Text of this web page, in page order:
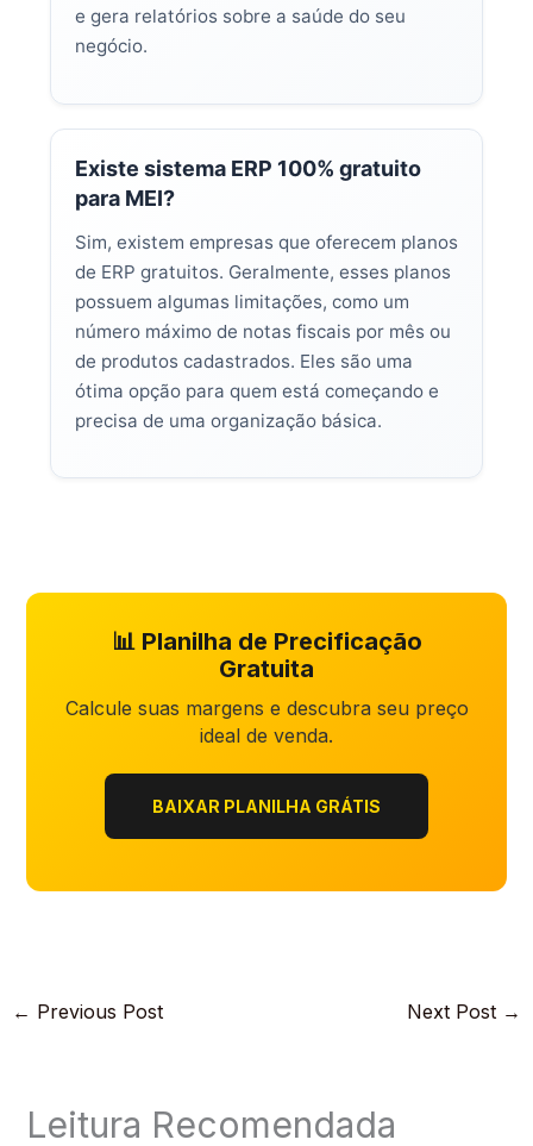
e gera relatórios sobre a saúde do seu
negócio.
Existe sistema ERP 100% gratuito
para MEI?
Sim, existem empresas que oferecem planos
de ERP gratuitos. Geralmente, esses planos
possuem algumas limitações, como um
número máximo de notas fiscais por mês ou
de produtos cadastrados. Eles são uma
ótima opção para quem está começando e
precisa de uma organização básica.
📊 Planilha de Precificação
Gratuita
Calcule suas margens e descubra seu preço
ideal de venda.
BAIXAR PLANILHA GRÁTIS
← Previous Post Next Post →
Leitura Recomendada